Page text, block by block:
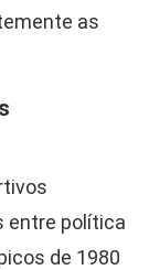
as
entre política
de 1980